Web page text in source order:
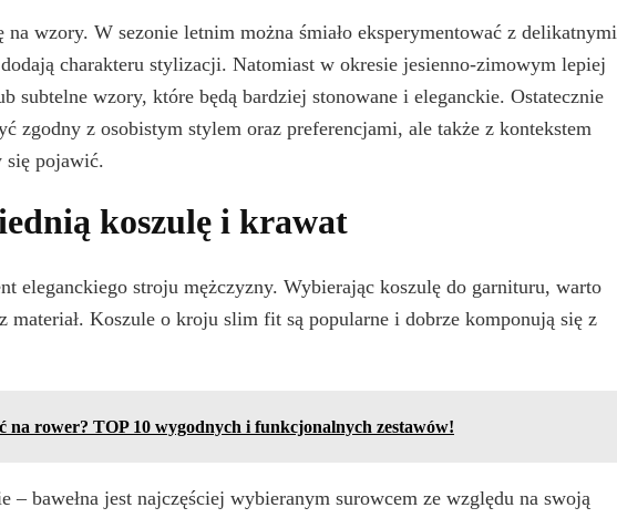
wzory. W sezonie letnim można śmiało eksperymentować z delikatnymi
charakteru stylizacji. Natomiast w okresie jesienno-zimowym lepiej
subtelne wzory, które będą bardziej stonowane i eleganckie. Ostatecznie
zgodny z osobistym stylem oraz preferencjami, ale także z kontekstem
się pojawić.
koszulę i krawat
eleganckiego stroju mężczyzny. Wybierając koszulę do garnituru, warto
materiał. Koszule o kroju slim fit są popularne i dobrze komponują się z
na rower? TOP 10 wygodnych i funkcjonalnych zestawów!
– bawełna jest najczęściej wybieranym surowcem ze względu na swoją